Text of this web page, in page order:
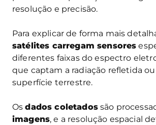
resolução e precisão.
Para explicar de forma mais
satélites carregam sensores
diferentes faixas do espectro
que captam a radiação refletida
superfície terrestre.
Osdados coletadossão
imagens, e a resolução espacial